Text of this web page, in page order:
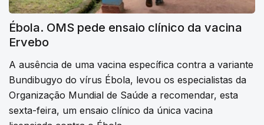
Ébola. OMS pede ensaio clínico da vacina
Ervebo
A ausência de uma vacina específica contra a variante
Bundibugyo do vírus Ébola, levou os especialistas da
Organização Mundial de Saúde a recomendar, esta
sexta-feira, um ensaio clínico da única vacina